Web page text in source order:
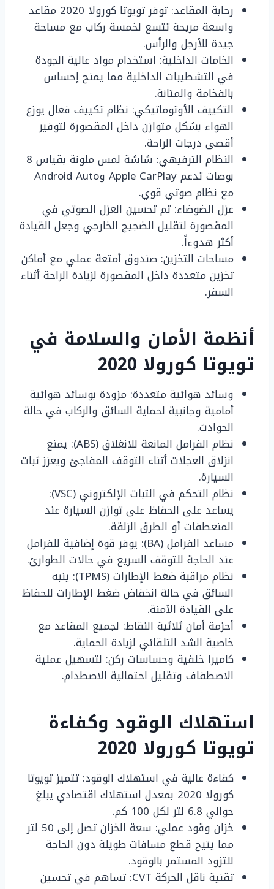
رحابة المقاعد: توفر تويوتا كورولا 2020 مقاعد
واسعة مريحة تتسع لخمسة ركاب مع مساحة
جيدة للأرجل والرأس.
الخامات الداخلية: استخدام مواد عالية الجودة
في التشطيبات الداخلية مما يمنح إحساس
بالفخامة والمتانة.
التكييف الأوتوماتيكي: نظام تكييف فعال يوزع
الهواء بشكل متوازن داخل المقصورة لتوفير
أقصى درجات الراحة.
النظام الترفيهي: شاشة لمس ملونة بقياس 8
بوصات تدعم Apple CarPlay وAndroid Auto
مع نظام صوتي قوي.
عزل الضوضاء: تم تحسين العزل الصوتي في
المقصورة لتقليل الضجيج الخارجي وجعل القيادة
أكثر هدوءاً.
مساحات التخزين: صندوق أمتعة عملي مع أماكن
تخزين متعددة داخل المقصورة لزيادة الراحة أثناء
السفر.
أنظمة الأمان والسلامة في
تويوتا كورولا 2020
وسائد هوائية متعددة: مزودة بوسائد هوائية
أمامية وجانبية لحماية السائق والركاب في حالة
الحوادث.
نظام الفرامل المانعة للانغلاق (ABS): يمنع
انزلاق العجلات أثناء التوقف المفاجئ ويعزز ثبات
السيارة.
نظام التحكم في الثبات الإلكتروني (VSC):
يساعد على الحفاظ على توازن السيارة عند
المنعطفات أو الطرق الزلقة.
مساعد الفرامل (BA): يوفر قوة إضافية للفرامل
عند الحاجة للتوقف السريع في حالات الطوارئ.
نظام مراقبة ضغط الإطارات (TPMS): ينبه
السائق في حالة انخفاض ضغط الإطارات للحفاظ
على القيادة الآمنة.
أحزمة أمان ثلاثية النقاط: لجميع المقاعد مع
خاصية الشد التلقائي لزيادة الحماية.
كاميرا خلفية وحساسات ركن: لتسهيل عملية
الاصطفاف وتقليل احتمالية الاصطدام.
استهلاك الوقود وكفاءة
تويوتا كورولا 2020
كفاءة عالية في استهلاك الوقود: تتميز تويوتا
كورولا 2020 بمعدل استهلاك اقتصادي يبلغ
حوالي 6.8 لتر لكل 100 كم.
خزان وقود عملي: سعة الخزان تصل إلى 50 لتر
مما يتيح قطع مسافات طويلة دون الحاجة
للتزود المستمر بالوقود.
تقنية ناقل الحركة CVT: تساهم في تحسين